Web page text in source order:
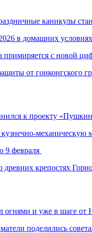
каникулы
в домашних
с новой
от гонконгского
к проекту
механическую
9 февраля
древних крепостях
огнями и уже в шаге от
поделились